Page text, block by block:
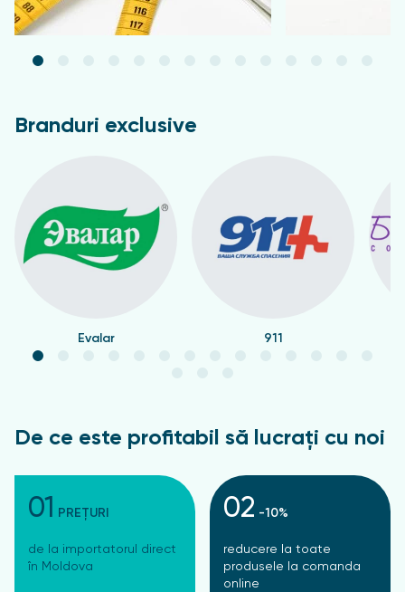
Branduri exclusive
Evalar 911
De ce este profitabil să lucrați cu noi
01 PREȚURI
de la importatorul direct
în Moldova
02 -10%
reducere la toate
produsele la comanda
online